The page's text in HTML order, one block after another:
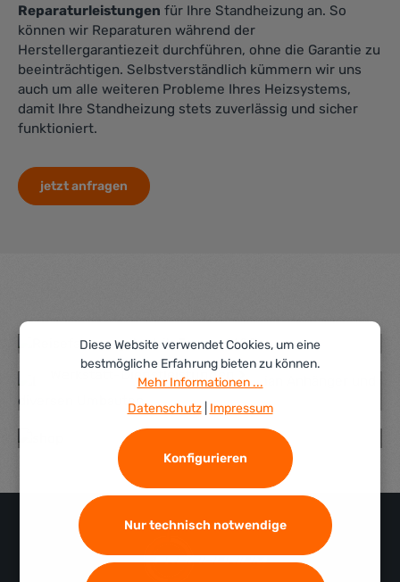
Reparaturleistungen für Ihre Standheizung an. So
können wir Reparaturen während der
Herstellergarantiezeit durchführen, ohne die Garantie zu
beeinträchtigen. Selbstverständlich kümmern wir uns
auch um alle weiteren Probleme Ihres Heizsystems,
damit Ihre Standheizung stets zuverlässig und sicher
funktioniert.
jetzt anfragen
Reisefahrzeug-Elektrik
Reisefahrzeug-Elektrik
Werkstatt-Dienstleistungen
Werkstatt-Dienstleistungen
Ausrüstung und Zubehör für Fahrzeugreisen.zum Shop
Ausrüstung und Zubehör für
Fahrzeugreisen.
zum Shop
Diese Website verwendet Cookies, um eine
bestmögliche Erfahrung bieten zu können.
Mehr Informationen ...
Datenschutz| Impressum
Nur technisch notwendige
Konfigurieren